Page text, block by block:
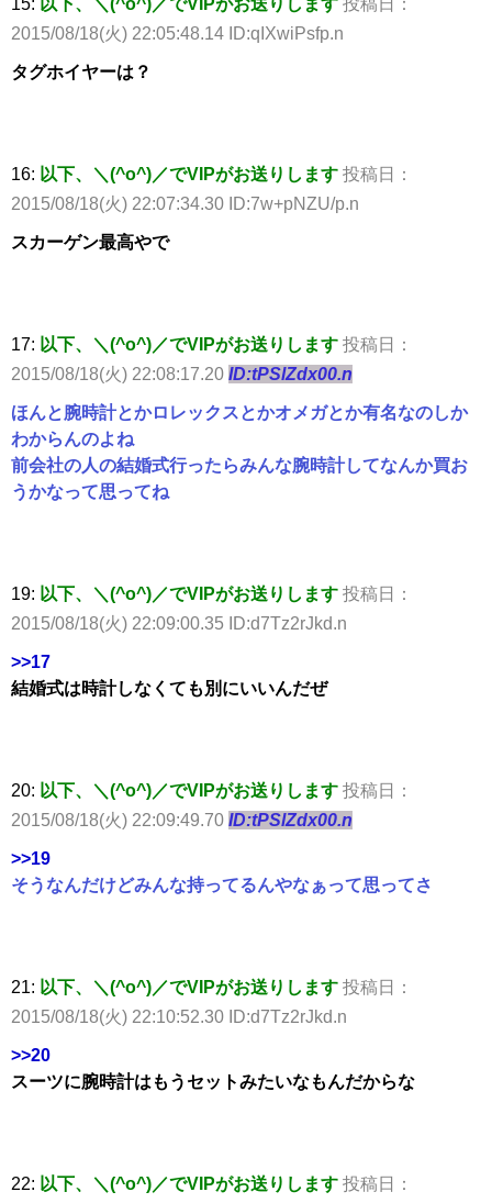
15: 以下、＼(^o^)／でVIPがお送りします 投稿日：
2015/08/18(火) 22:05:48.14 ID:qIXwiPsfp.n
タグホイヤーは？
16: 以下、＼(^o^)／でVIPがお送りします 投稿日：
2015/08/18(火) 22:07:34.30 ID:7w+pNZU/p.n
スカーゲン最高やで
17: 以下、＼(^o^)／でVIPがお送りします 投稿日：
2015/08/18(火) 22:08:17.20 ID:tPSlZdx00.n
ほんと腕時計とかロレックスとかオメガとか有名なのしか
わからんのよね
前会社の人の結婚式行ったらみんな腕時計してなんか買お
うかなって思ってね
19: 以下、＼(^o^)／でVIPがお送りします 投稿日：
2015/08/18(火) 22:09:00.35 ID:d7Tz2rJkd.n
>>17
結婚式は時計しなくても別にいいんだぜ
20: 以下、＼(^o^)／でVIPがお送りします 投稿日：
2015/08/18(火) 22:09:49.70 ID:tPSlZdx00.n
>>19
そうなんだけどみんな持ってるんやなぁって思ってさ
21: 以下、＼(^o^)／でVIPがお送りします 投稿日：
2015/08/18(火) 22:10:52.30 ID:d7Tz2rJkd.n
>>20
スーツに腕時計はもうセットみたいなもんだからな
22: 以下、＼(^o^)／でVIPがお送りします 投稿日：